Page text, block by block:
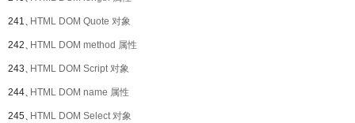
241、HTML DOM Quote 对象
242、HTML DOM method 属性
243、HTML DOM Script 对象
244、HTML DOM name 属性
245、HTML DOM Select 对象